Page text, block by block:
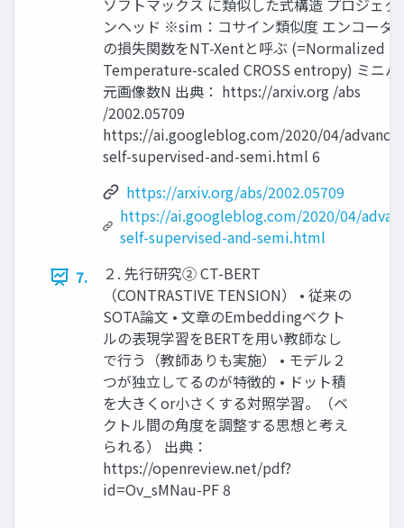
ソフトマックス に類似した式構造 プロジェク
ンヘッド ※sim：コサイン類似度 エンコーダ
の損失関数をNT-Xentと呼ぶ (=Normalized
Temperature-scaled CROSS entropy) ミニバ
元画像数N 出典： https://arxiv.org /abs
/2002.05709
https://ai.googleblog.com/2020/04/
self-supervised-and-semi.html 6
https://arxiv.org/abs/2002.05709
https://ai.googleblog.com/2020/04/
self-supervised-and-semi.html
7.
２. 先行研究② CT-BERT
（CONTRASTIVE TENSION） • 従来の
SOTA論文 • 文章のEmbeddingベクト
ルの表現学習をBERTを用い教師なし
で行う（教師ありも実施） • モデル２
つが独立してるのが特徴的 • ドット積
を大きくor小さくする対照学習。（ベ
クトル間の角度を調整する思想と考え
られる） 出典：
https://openreview.net/pdf?
id=Ov_sMNau-PF 8